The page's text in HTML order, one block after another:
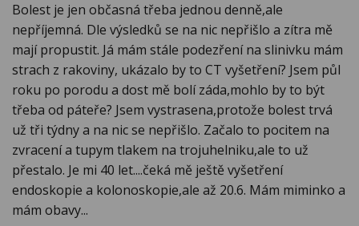
Bolest je jen občasná třeba jednou denně,ale
nepříjemná. Dle výsledků se na nic nepřišlo a zítra mě
mají propustit. Já mám stále podezření na slinivku mám
strach z rakoviny, ukázalo by to CT vyšetření? Jsem půl
roku po porodu a dost mě bolí záda,mohlo by to být
třeba od páteře? Jsem vystrasena,protože bolest trvá
už tři týdny a na nic se nepřišlo. Začalo to pocitem na
zvracení a tupym tlakem na trojuhelniku,ale to už
přestalo. Je mi 40 let....čeká mě ještě vyšetření
endoskopie a kolonoskopie,ale až 20.6. Mám miminko a
mám obavy...